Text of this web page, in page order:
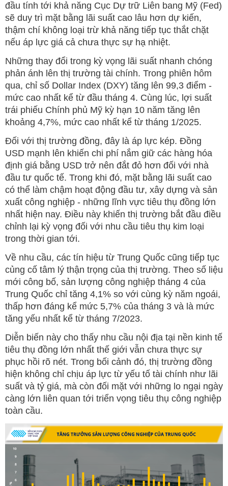
đầu tính tới khả năng Cục Dự trữ Liên bang Mỹ (Fed)
sẽ duy trì mặt bằng lãi suất cao lâu hơn dự kiến,
thậm chí không loại trừ khả năng tiếp tục thắt chặt
nếu áp lực giá cả chưa thực sự hạ nhiệt.
Những thay đổi trong kỳ vọng lãi suất nhanh chóng
phản ánh lên thị trường tài chính. Trong phiên hôm
qua, chỉ số Dollar Index (DXY) tăng lên 99,3 điểm -
mức cao nhất kể từ đầu tháng 4. Cùng lúc, lợi suất
trái phiếu Chính phủ Mỹ kỳ hạn 10 năm tăng lên
khoảng 4,7%, mức cao nhất kể từ tháng 1/2025.
Đối với thị trường đồng, đây là áp lực kép. Đồng
USD mạnh lên khiến chi phí nắm giữ các hàng hóa
định giá bằng USD trở nên đắt đỏ hơn đối với nhà
đầu tư quốc tế. Trong khi đó, mặt bằng lãi suất cao
có thể làm chậm hoạt động đầu tư, xây dựng và sản
xuất công nghiệp - những lĩnh vực tiêu thụ đồng lớn
nhất hiện nay. Điều này khiến thị trường bắt đầu điều
chỉnh lại kỳ vọng đối với nhu cầu tiêu thụ kim loại
trong thời gian tới.
Về nhu cầu, các tín hiệu từ Trung Quốc cũng tiếp tục
củng cố tâm lý thận trọng của thị trường. Theo số liệu
mới công bố, sản lượng công nghiệp tháng 4 của
Trung Quốc chỉ tăng 4,1% so với cùng kỳ năm ngoái,
thấp hơn đáng kể mức 5,7% của tháng 3 và là mức
tăng yếu nhất kể từ tháng 7/2023.
Diễn biến này cho thấy nhu cầu nội địa tại nền kinh tế
tiêu thụ đồng lớn nhất thế giới vẫn chưa thực sự
phục hồi rõ nét. Trong bối cảnh đó, thị trường đồng
hiện không chỉ chịu áp lực từ yếu tố tài chính như lãi
suất và tỷ giá, mà còn đối mặt với những lo ngại ngày
càng lớn liên quan tới triển vọng tiêu thụ công nghiệp
toàn cầu.